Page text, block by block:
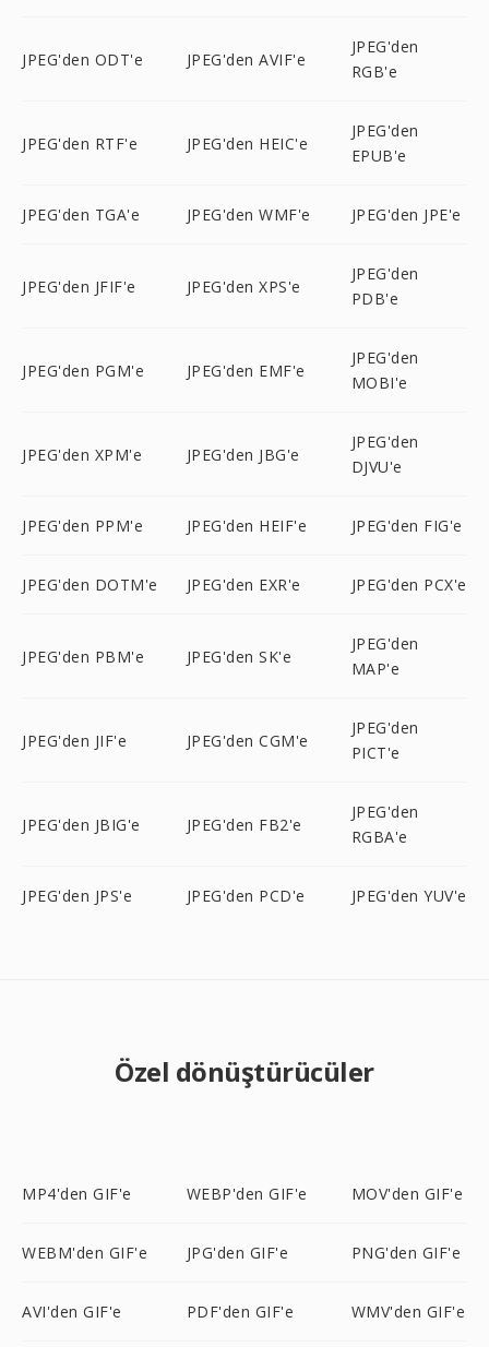
JPEG'den ODT'e JPEG'den AVIF'e
JPEG'den
RGB'e
JPEG'den RTF'e JPEG'den HEIC'e
JPEG'den
EPUB'e
JPEG'den TGA'e JPEG'den WMF'e JPEG'den JPE'e
JPEG'den JFIF'e JPEG'den XPS'e
JPEG'den
PDB'e
JPEG'den PGM'e JPEG'den EMF'e
JPEG'den
MOBI'e
JPEG'den XPM'e JPEG'den JBG'e
JPEG'den
DJVU'e
JPEG'den PPM'e JPEG'den HEIF'e JPEG'den FIG'e
JPEG'den DOTM'e JPEG'den EXR'e JPEG'den PCX'e
JPEG'den PBM'e JPEG'den SK'e
JPEG'den
MAP'e
JPEG'den JIF'e JPEG'den CGM'e
JPEG'den
PICT'e
JPEG'den JBIG'e JPEG'den FB2'e
JPEG'den
RGBA'e
JPEG'den JPS'e JPEG'den PCD'e JPEG'den YUV'e
Özel dönüştürücüler
MP4'den GIF'e WEBP'den GIF'e MOV'den GIF'e
WEBM'den GIF'e JPG'den GIF'e PNG'den GIF'e
AVI'den GIF'e PDF'den GIF'e WMV'den GIF'e